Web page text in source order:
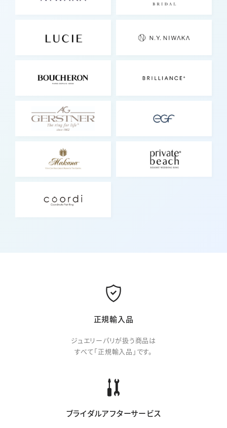
正規輸入品
ジュエリーパリが扱う商品は
すべて「正規輸入品」です。
ブライダルアフターサービス